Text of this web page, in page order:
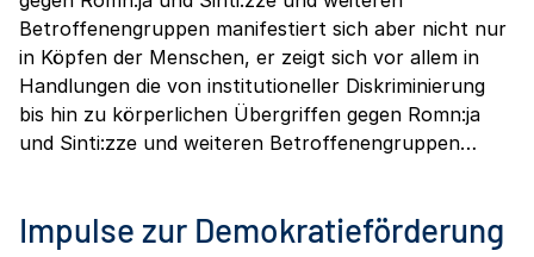
Betroffenengruppen manifestiert sich aber nicht nur
in Köpfen der Menschen, er zeigt sich vor allem in
Handlungen die von institutioneller Diskriminierung
bis hin zu körperlichen Übergriffen gegen Romn:ja
und Sinti:zze und weiteren Betroffenengruppen…
Impulse zur Demokratieförderung